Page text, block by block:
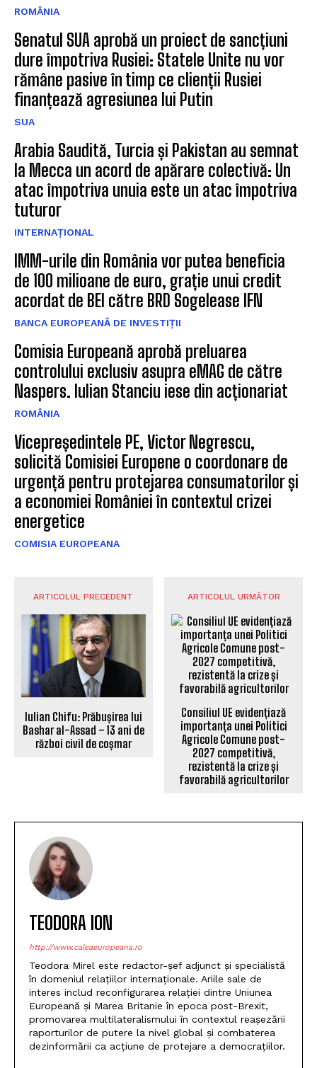
ROMÂNIA
Senatul SUA aprobă un proiect de sancțiuni
dure împotriva Rusiei: Statele Unite nu vor
rămâne pasive în timp ce clienții Rusiei
finanțează agresiunea lui Putin
SUA
Arabia Saudită, Turcia și Pakistan au semnat
la Mecca un acord de apărare colectivă: Un
atac împotriva unuia este un atac împotriva
tuturor
INTERNAȚIONAL
IMM-urile din România vor putea beneficia
de 100 milioane de euro, grație unui credit
acordat de BEI către BRD Sogelease IFN
BANCA EUROPEANĂ DE INVESTIȚII
Comisia Europeană aprobă preluarea
controlului exclusiv asupra eMAG de către
Naspers. Iulian Stanciu iese din acționariat
ROMÂNIA
Vicepreședintele PE, Victor Negrescu,
solicită Comisiei Europene o coordonare de
urgență pentru protejarea consumatorilor și
a economiei României în contextul crizei
energetice
COMISIA EUROPEANA
ARTICOLUL PRECEDENT
Iulian Chifu: Prăbușirea lui
Bashar al-Assad – 13 ani de
război civil de coșmar
ARTICOLUL URMĂTOR
Consiliul UE evidențiază
importanța unei Politici
Agricole Comune post-
2027 competitivă,
rezistentă la crize și
favorabilă agricultorilor
TEODORA ION
http://www.caleaeuropeana.ro
Teodora Mirel este redactor-șef adjunct și specialistă
în domeniul relațiilor internaționale. Ariile sale de
interes includ reconfigurarea relației dintre Uniunea
Europeană și Marea Britanie în epoca post-Brexit,
promovarea multilateralismului în contextul reașezării
raporturilor de putere la nivel global și combaterea
dezinformării ca acțiune de protejare a democrațiilor.